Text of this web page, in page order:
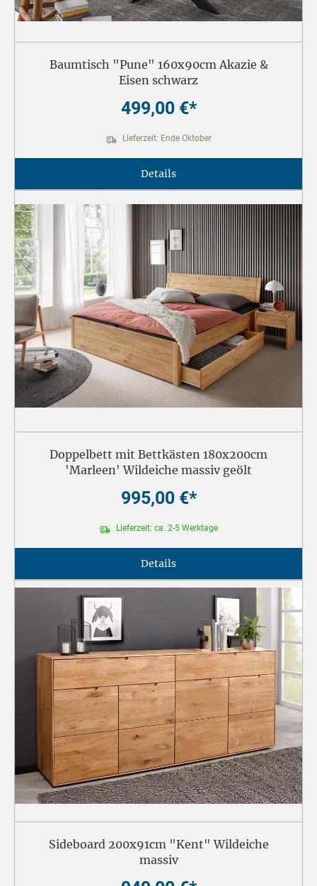
Baumtisch "Pune" 160x90cm Akazie &
Eisen schwarz
499,00 €*
Lieferzeit: Ende Oktober
Details
Doppelbett mit Bettkästen 180x200cm
'Marleen' Wildeiche massiv geölt
995,00 €*
Lieferzeit: ca. 2-5 Werktage
Details
Sideboard 200x91cm "Kent" Wildeiche
massiv